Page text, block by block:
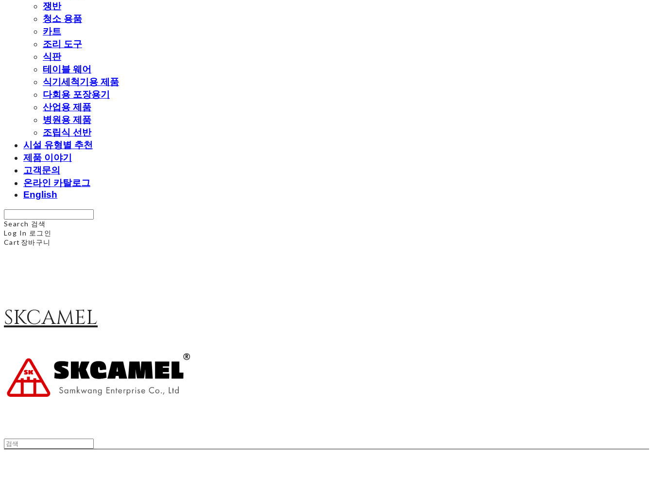
쟁반
청소 용품
카트
조리 도구
식판
테이블 웨어
식기세척기용 제품
다회용 포장용기
산업용 제품
병원용 제품
조립식 선반
시설 유형별 추천
제품 이야기
고객문의
온라인 카탈로그
English
Search 검색
Log In 로그인
Cart 장바구니
SKCAMEL